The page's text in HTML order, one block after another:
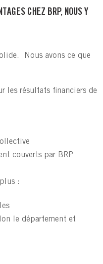
CHEZ BRP, NOUS Y
Nous avons ce que
les résultats financiers de
couverts par BRP
:
le département et